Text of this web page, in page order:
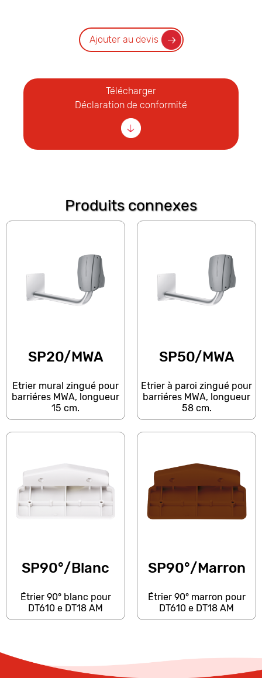
Ajouter au devis
Télécharger
Déclaration de conformité
Produits connexes
SP20/MWA
Etrier mural zingué pour
barriéres MWA, longueur
15 cm.
SP50/MWA
Etrier à paroi zingué pour
barriéres MWA, longueur
58 cm.
SP90°/Blanc
Étrier 90° blanc pour
DT610 e DT18 AM
SP90°/Marron
Étrier 90° marron pour
DT610 e DT18 AM